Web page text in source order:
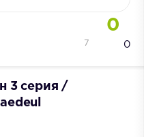
0
0
7
3 серия /